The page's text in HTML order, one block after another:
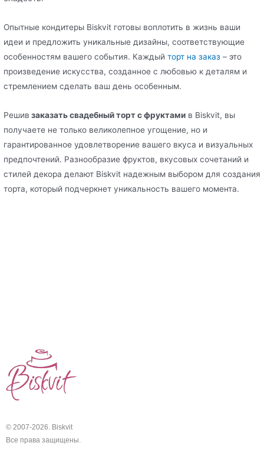
Опытные кондитеры Biskvit готовы воплотить в жизнь ваши
идеи и предложить уникальные дизайны, соответствующие
особенностям вашего события. Каждый торт на заказ – это
произведение искусства, созданное с любовью к деталям и
стремлением сделать ваш день особенным.
Решив заказать свадебный торт с фруктами в Biskvit, вы
получаете не только великолепное угощение, но и
гарантированное удовлетворение вашего вкуса и визуальных
предпочтений. Разнообразие фруктов, вкусовых сочетаний и
стилей декора делают Biskvit надежным выбором для создания
торта, который подчеркнет уникальность вашего момента.
© 2007-2026. Biskvit
Все права защищены.